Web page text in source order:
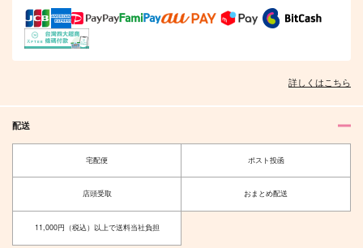
作品詳細 作品詳細 作品詳細
詳しくはこちら
配送
宅配便 ポスト投函
店頭受取 おまとめ配送
11,000円（税込）以上で送料当社負担